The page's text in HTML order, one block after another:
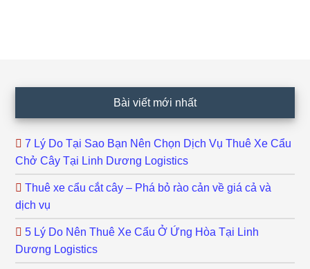
Bài viết mới nhất
7 Lý Do Tại Sao Bạn Nên Chọn Dịch Vụ Thuê Xe Cẩu
Chở Cây Tại Linh Dương Logistics
Thuê xe cẩu cắt cây – Phá bỏ rào cản về giá cả và
dịch vụ
5 Lý Do Nên Thuê Xe Cẩu Ở Ứng Hòa Tại Linh
Dương Logistics